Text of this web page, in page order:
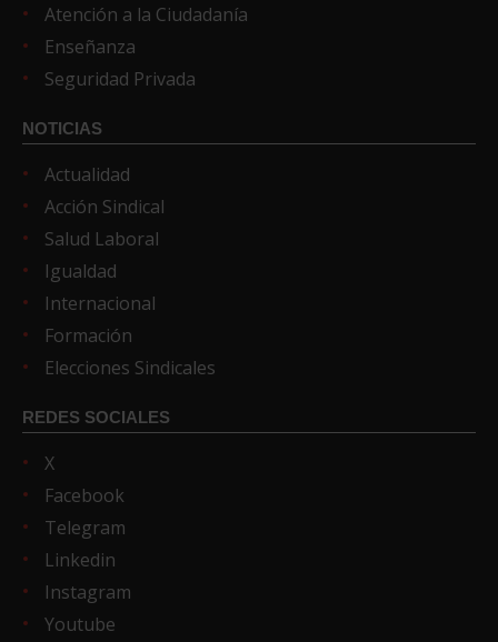
Atención a la Ciudadanía
Enseñanza
Seguridad Privada
NOTICIAS
Actualidad
Acción Sindical
Salud Laboral
Igualdad
Internacional
Formación
Elecciones Sindicales
REDES SOCIALES
X
Facebook
Telegram
Linkedin
Instagram
Youtube